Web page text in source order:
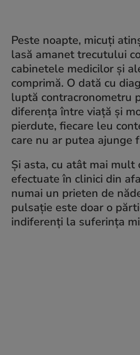
Peste noapte, micuți
lasă amanet trecutului
cabinetele medicilor și
comprimă. O dată cu
luptă contracronometru
diferența între viață și
pierdute, fiecare leu
care nu ar putea ajunge
Și asta, cu atât mai
efectuate în clinici din
numai un prieten de
pulsație este doar o
indiferenți la suferința